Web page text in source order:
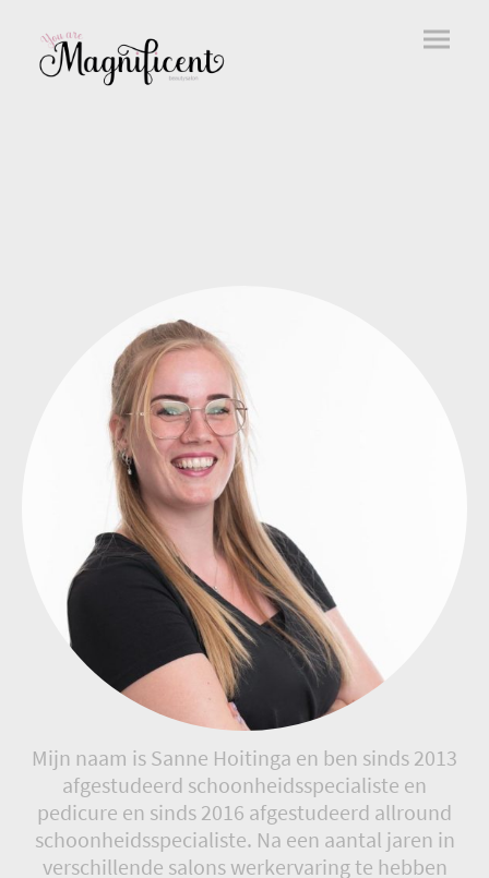
Mijn naam is Sanne Hoitinga en ben sinds 2013
afgestudeerd schoonheidsspecialiste en
pedicure en sinds 2016 afgestudeerd allround
schoonheidsspecialiste. Na een aantal jaren in
verschillende salons werkervaring te hebben